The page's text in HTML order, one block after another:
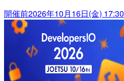
開催前2026年10月16日(金) 17:30